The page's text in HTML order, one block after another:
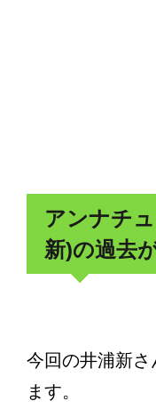
アンナチ
新)の過去
今回の井浦新
ます。